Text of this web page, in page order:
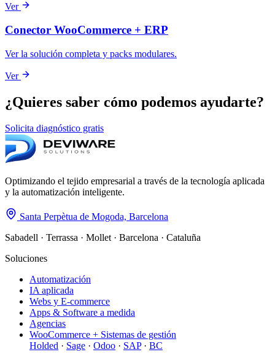
Ver
Conector WooCommerce + ERP
Ver la solución completa y packs modulares.
Ver
¿Quieres saber cómo podemos ayudarte?
Solicita diagnóstico gratis
Optimizando el tejido empresarial a través de la tecnología aplicada
y la automatización inteligente.
Santa Perpètua de Mogoda, Barcelona
Sabadell · Terrassa · Mollet · Barcelona · Cataluña
Soluciones
Automatización
IA aplicada
Webs y E-commerce
Apps & Software a medida
Agencias
WooCommerce + Sistemas de gestión
Holded · Sage · Odoo · SAP · BC